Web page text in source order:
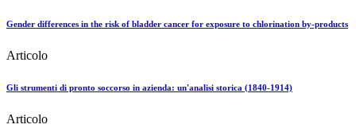
Gender differences in the risk of bladder cancer for exposure to chlorination by-products
Articolo
Gli strumenti di pronto soccorso in azienda: un'analisi storica (1840-1914)
Articolo